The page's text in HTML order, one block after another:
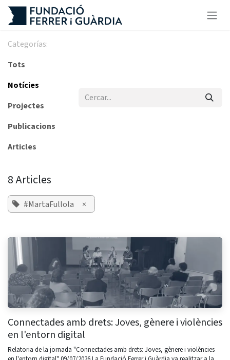
Skip to Content
Categorías:
Tots
Notícies
Projectes
Publicacions
Articles
8 Articles
#MartaFullola ×
Connectades amb drets: Joves, gènere i violències
en l'entorn digital
Relatoria de la jornada "Connectades amb drets: Joves, gènere i violències